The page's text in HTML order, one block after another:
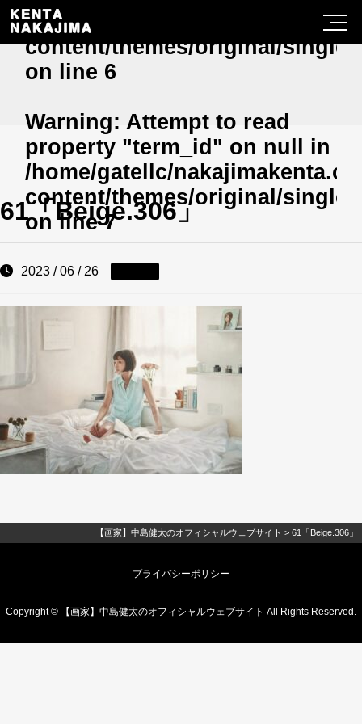
/home/gatellc/
content/themes/original/
on line 6
Warning: Attempt to read
property "term_id" on null in
/home/gatellc/
content/themes/original/
on line7
61「Beige.306」
2023 / 06 / 26
【画家】中島健太のオフィシャルウェブサイト > 61「Beige.306」
プライバシーポリシー
Copyright © 【画家】中島健太のオフィシャルウェブサイト All Rights Reserved.